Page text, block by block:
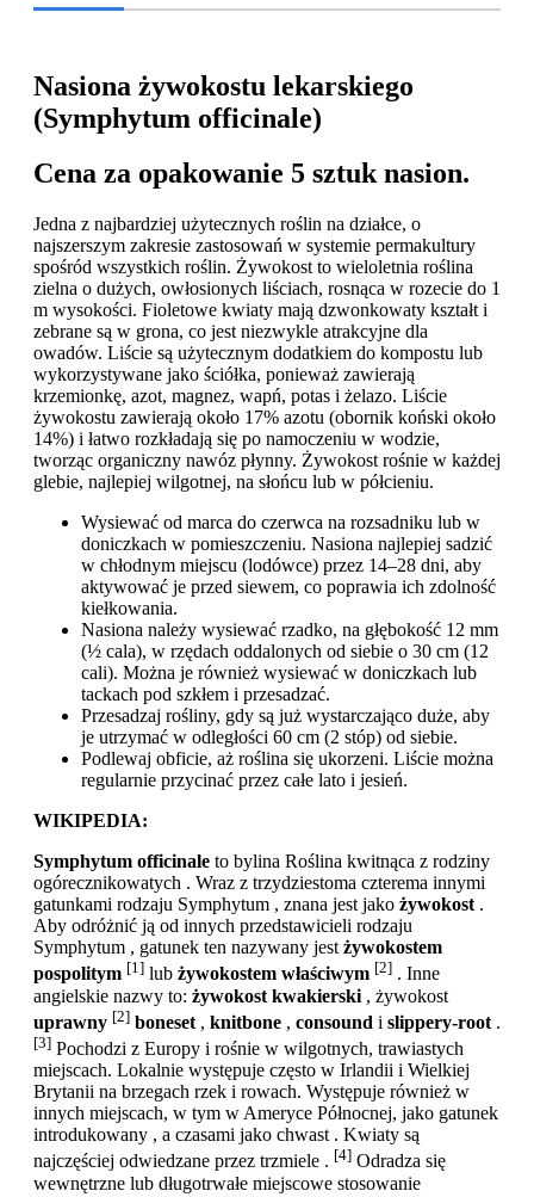
Nasiona żywokostu lekarskiego
(Symphytum officinale)
Cena za opakowanie 5 sztuk nasion.
Jedna z najbardziej użytecznych roślin na działce, o
najszerszym zakresie zastosowań w systemie permakultury
spośród wszystkich roślin. Żywokost to wieloletnia roślina
zielna o dużych, owłosionych liściach, rosnąca w rozecie do 1
m wysokości. Fioletowe kwiaty mają dzwonkowaty kształt i
zebrane są w grona, co jest niezwykle atrakcyjne dla
owadów. Liście są użytecznym dodatkiem do kompostu lub
wykorzystywane jako ściółka, ponieważ zawierają
krzemionkę, azot, magnez, wapń, potas i żelazo. Liście
żywokostu zawierają około 17% azotu (obornik koński około
14%) i łatwo rozkładają się po namoczeniu w wodzie,
tworząc organiczny nawóz płynny. Żywokost rośnie w każdej
glebie, najlepiej wilgotnej, na słońcu lub w półcieniu.
Wysiewać od marca do czerwca na rozsadniku lub w
doniczkach w pomieszczeniu. Nasiona najlepiej sadzić
w chłodnym miejscu (lodówce) przez 14–28 dni, aby
aktywować je przed siewem, co poprawia ich zdolność
kiełkowania.
Nasiona należy wysiewać rzadko, na głębokość 12 mm
(½ cala), w rzędach oddalonych od siebie o 30 cm (12
cali). Można je również wysiewać w doniczkach lub
tackach pod szkłem i przesadzać.
Przesadzaj rośliny, gdy są już wystarczająco duże, aby
je utrzymać w odległości 60 cm (2 stóp) od siebie.
Podlewaj obficie, aż roślina się ukorzeni. Liście można
regularnie przycinać przez całe lato i jesień.
WIKIPEDIA:
Symphytum officinale to bylina Roślina kwitnąca z rodziny
ogórecznikowatych . Wraz z trzydziestoma czterema innymi
gatunkami rodzaju Symphytum , znana jest jako żywokost .
Aby odróżnić ją od innych przedstawicieli rodzaju
Symphytum , gatunek ten nazywany jest żywokostem
pospolitym [1] lub żywokostem właściwym [2] . Inne
angielskie nazwy to: żywokost kwakierski , żywokost
uprawny [2] boneset , knitbone , consound i slippery-root .
[3] Pochodzi z Europy i rośnie w wilgotnych, trawiastych
miejscach. Lokalnie występuje często w Irlandii i Wielkiej
Brytanii na brzegach rzek i rowach. Występuje również w
innych miejscach, w tym w Ameryce Północnej, jako gatunek
introdukowany , a czasami jako chwast . Kwiaty są
najczęściej odwiedzane przez trzmiele . [4] Odradza się
wewnętrzne lub długotrwałe miejscowe stosowanie